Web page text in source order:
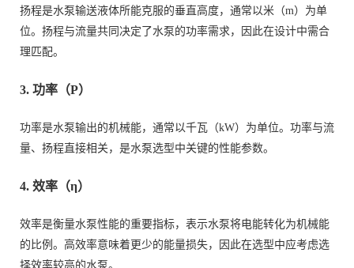
扬程是水泵输送液体所能克服的垂直高度，通常以米（m）为单
位。扬程与流量共同决定了水泵的功率需求，因此在设计中需合
理匹配。
3. 功率（P）
功率是水泵输出的机械能，通常以千瓦（kW）为单位。功率与流
量、扬程直接相关，是水泵选型中关键的性能参数。
4. 效率（η）
效率是衡量水泵性能的重要指标，表示水泵将电能转化为机械能
的比例。高效率意味着更少的能量损失，因此在选型中应考虑选
择效率较高的水泵。